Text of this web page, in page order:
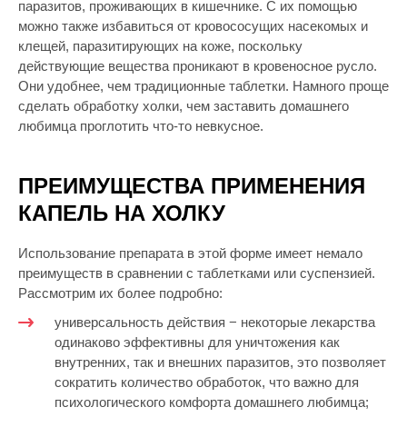
паразитов, проживающих в кишечнике. С их помощью
можно также избавиться от кровососущих насекомых и
клещей, паразитирующих на коже, поскольку
действующие вещества проникают в кровеносное русло.
Они удобнее, чем традиционные таблетки. Намного проще
сделать обработку холки, чем заставить домашнего
любимца проглотить что-то невкусное.
ПРЕИМУЩЕСТВА ПРИМЕНЕНИЯ
КАПЕЛЬ НА ХОЛКУ
Использование препарата в этой форме имеет немало
преимуществ в сравнении с таблетками или суспензией.
Рассмотрим их более подробно:
универсальность действия − некоторые лекарства
одинаково эффективны для уничтожения как
внутренних, так и внешних паразитов, это позволяет
сократить количество обработок, что важно для
психологического комфорта домашнего любимца;